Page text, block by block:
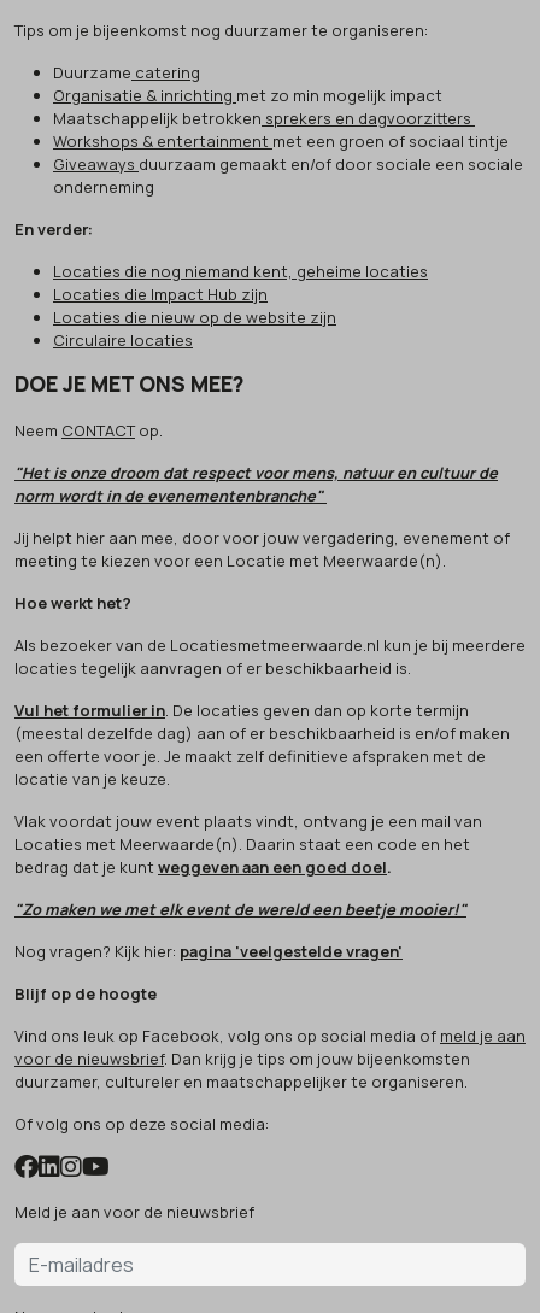
Tips om je bijeenkomst nog duurzamer te organiseren:
Duurzame catering
Organisatie & inrichting met zo min mogelijk impact
Maatschappelijk betrokken sprekers en dagvoorzitters
Workshops & entertainment met een groen of sociaal tintje
Giveaways duurzaam gemaakt en/of door sociale een sociale
onderneming
En verder:
Locaties die nog niemand kent, geheime locaties
Locaties die Impact Hub zijn
Locaties die nieuw op de website zijn
Circulaire locaties
DOE JE MET ONS MEE?
Neem CONTACTop.
"Het is onze droom dat respect voor mens, natuur en cultuur de
norm wordt in de evenementenbranche"
Jij helpt hier aan mee, door voor jouw vergadering, evenement of
meeting te kiezen voor een Locatie met Meerwaarde(n).
Hoe werkt het?
Als bezoeker van de Locatiesmetmeerwaarde.nl kun je bij meerdere
locaties tegelijk aanvragen of er beschikbaarheid is.
Vul het formulier in. De locaties geven dan op korte termijn
(meestal dezelfde dag) aan of er beschikbaarheid is en/of maken
een offerte voor je. Je maakt zelf definitieve afspraken met de
locatie van je keuze.
Vlak voordat jouw event plaats vindt, ontvang je een mail van
Locaties met Meerwaarde(n). Daarin staat een code en het
bedrag dat je kunt weggeven aan een goed doel.
"Zo maken we met elk event de wereld een beetje mooier!"
Nog vragen? Kijk hier: pagina 'veelgestelde vragen'
Blijf op de hoogte
Vind ons leuk op Facebook, volg ons op social media of meld je aan
voor de nieuwsbrief. Dan krijg je tips om jouw bijeenkomsten
duurzamer, cultureler en maatschappelijker te organiseren.
Of volg ons op deze social media:
Meld je aan voor de nieuwsbrief